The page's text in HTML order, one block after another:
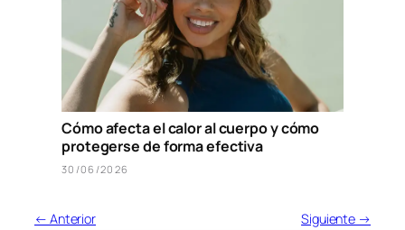
Cómo afecta el calor al cuerpo y cómo
protegerse de forma efectiva
30/06/2026
← Anterior Siguiente →